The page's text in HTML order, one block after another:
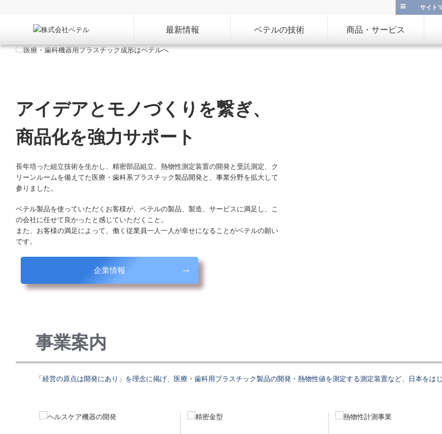
サイト
最新情報 ベテルの技術 商品・サービス
アイデアとモノづくりを繋ぎ、
商品化を強力サポート
長年培った組立技術を生かし、精密部品組立、熱物性測定装置の開発と受託測定、ク
リーンルームを備えてた医療・歯科系プラスチック製品開発と、事業分野を拡大して
参りました。
ベテル製品を使っていただくお客様が、ベテルの製品、製造、サービスに満足し、こ
の会社に任せて良かったと感じていただくこと。
また、お客様の満足によって、働く従業員一人一人が幸せになることがベテルの願い
です。
企業情報
事業案内
「経営の原点は開発にあり」を理念に掲げ、医療・歯科用プラスチック製品の開発・熱物性値を測定する測定装置など、日本をは